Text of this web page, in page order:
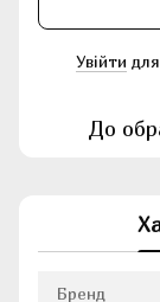
Увійти
До
Бренд